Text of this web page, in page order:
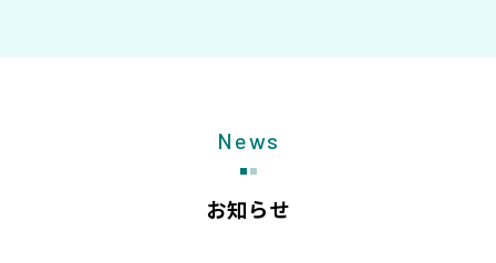
News
お知らせ